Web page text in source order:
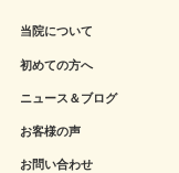
当院について
初めての方へ
ニュース＆ブログ
お客様の声
お問い合わせ